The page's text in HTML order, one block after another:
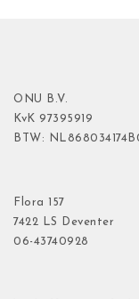
ONU B.V.
KvK 97395919
BTW:
Flora 157
7422 LS Deventer
06-43740928